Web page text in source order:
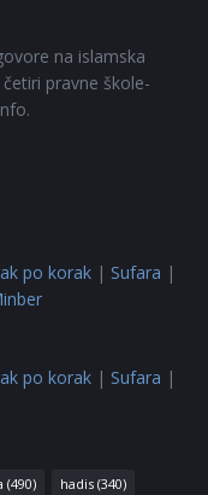
na islamska
pravne škole-
po korak | Sufara |
po korak | Sufara |
(490) hadis (340)